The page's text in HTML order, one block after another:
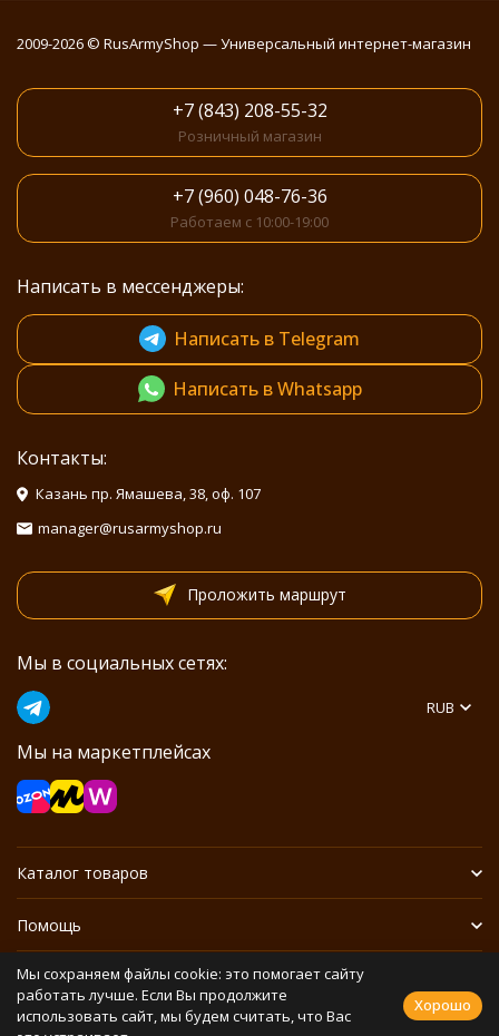
2009-2026 © RusArmyShop — Универсальный интернет-магазин
+7 (843) 208-55-32
Розничный магазин
+7 (960) 048-76-36
Работаем с 10:00-19:00
Написать в мессенджеры:
Написать в Telegram
Написать в Whatsapp
Контакты:
Казань пр. Ямашева, 38, оф. 107
manager@rusarmyshop.ru
Проложить маршрут
Мы в социальных сетях:
Мы на маркетплейсах
RUB
Каталог товаров
Помощь
Информация
Мы сохраняем файлы cookie: это помогает сайту
работать лучше. Если Вы продолжите
использовать сайт, мы будем считать, что Вас
Хорошо